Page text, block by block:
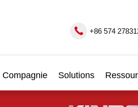
+86 574
Compagnie Solutions